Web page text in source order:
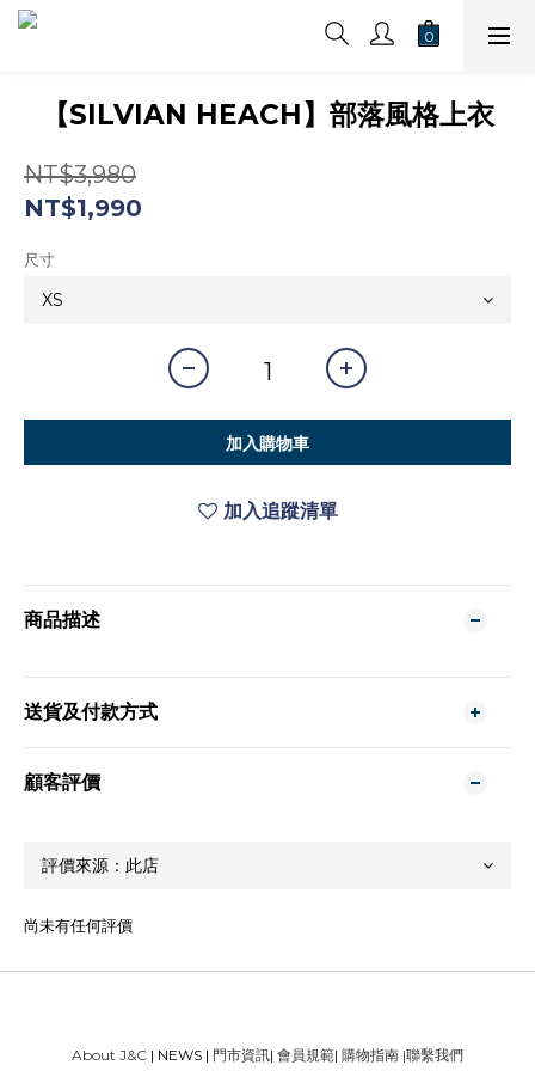
【SILVIAN HEACH】部落風格上衣
NT$3,980
NT$1,990
尺寸
加入購物車
加入追蹤清單
商品描述
送貨及付款方式
顧客評價
尚未有任何評價
About J&C | NEWS | 門市資訊| 會員規範| 購物指南 |聯繫我們